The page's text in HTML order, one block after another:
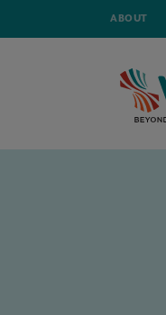
ABOUT
NEWS